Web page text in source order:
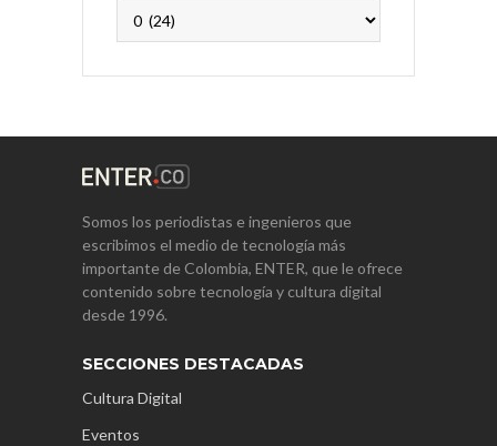
Somos los periodistas e ingenieros que
escribimos el medio de tecnología más
importante de Colombia, ENTER, que le ofrece
contenido sobre tecnología y cultura digital
desde 1996.
SECCIONES DESTACADAS
Cultura Digital
Eventos